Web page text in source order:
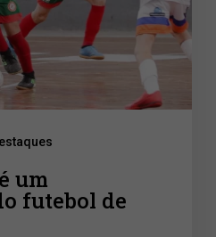
um
futebol de